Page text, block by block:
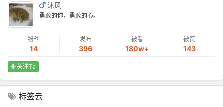
沐风
勇敢的你，勇敢的心。
粉丝
14
发布
396
被看
180w+
被赞
143
关注Ta
标签云